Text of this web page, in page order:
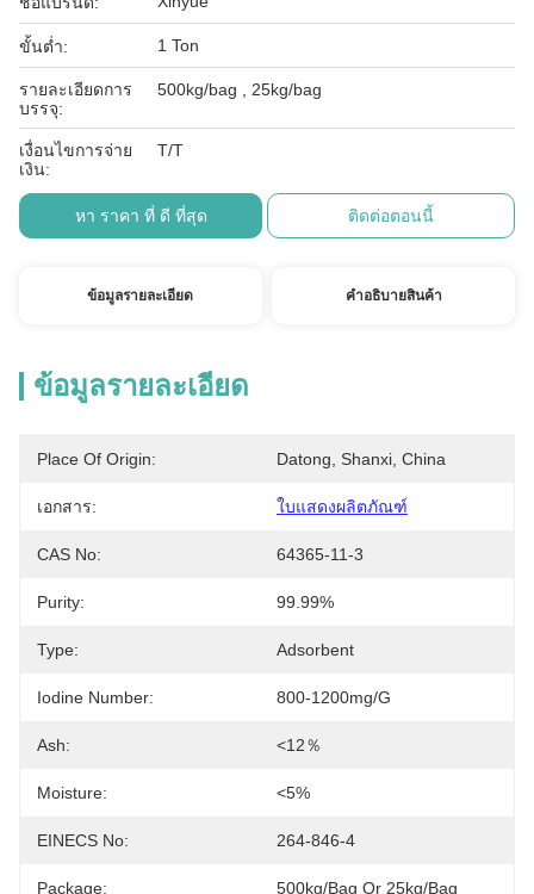
ขั้นต่ำ: 1 Ton
รายละเอียดการ
บรรจุ:
500kg/bag , 25kg/bag
เงื่อนไขการจ่าย
เงิน:
T/T
หา ราคา ที่ ดี ที่สุด ติดต่อตอนนี้
ข้อมูลรายละเอียด คําอธิบายสินค้า
ข้อมูลรายละเอียด
Place Of Origin: Datong, Shanxi, China
เอกสาร: ใบแสดงผลิตภัณฑ์
CAS No: 64365-11-3
Purity: 99.99%
Type: Adsorbent
Iodine Number: 800-1200mg/g
Ash: <12％
Moisture: <5%
EINECS No: 264-846-4
Package: 500kg/bag Or 25kg/bag